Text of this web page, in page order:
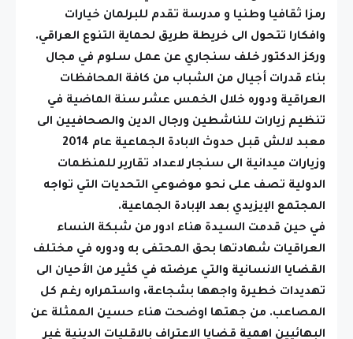
رمزا ثقافيا وطنيا و مدرسة تقدم للبرلمان خيارات
وافكارا تتحول الى خريطة طريق لحماية التنوع العراقي.
وركز الدكتور خلف سنجاري عن عمل سلوم في مجال
بناء قدرات أجيال من الشباب من كافة المحافظات
العراقية ودوره خلال الخمس عشر سنة الماضية في
تنظيم زيارات للناشطين ورجال الدين والصحافيين الى
معبد لالش قبل حدوث الابادة الجماعية عام 2014
وزيارات ميدانية الى سنجار لاعداد تقارير للمنظمات
الدولية تصف على نحو موضوعي التحديات التي تواجه
المجتمع الإيزيدي بعد الإبادة الجماعية.
في حين قدمت السيدة هناء ادور من شبكة النساء
العراقيات شهادتها بحق المحتفى به ودوره في مختلف
القضايا الانسانية والتي عرضته في كثير من الأحيان الى
تهديدات خطيرة واجهها بشجاعة، واستمراره رغم كل
المصاعب. من جهتها اوضحت هناء حسين الممثلة عن
البهائيين اهمية قضايا الاعتراف بالاقليات الدينية غير